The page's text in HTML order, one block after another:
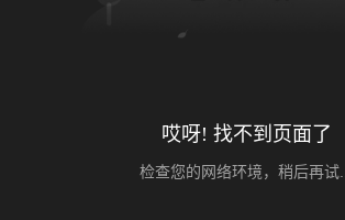
哎呀! 找不到页面了
检查您的网络环境，稍后再试...